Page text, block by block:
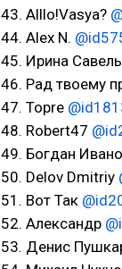
43. Alllo!Vasya?
44. Alex N.
45. Ирина
46. Рад твоему
47. Topre
48. Robert47
49. Богдан
50. Delov Dmitriy
51. Вот Так
52. Александр
53. Денис